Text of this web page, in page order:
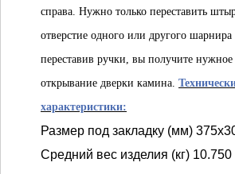
справа. Нужно только переставить
отверстие одного или другого шарнира
переставив ручки, вы получите нужное
открывание дверки камина.
характеристики:
Размер под закладку (мм)
Средний вес изделия (кг) 10.750